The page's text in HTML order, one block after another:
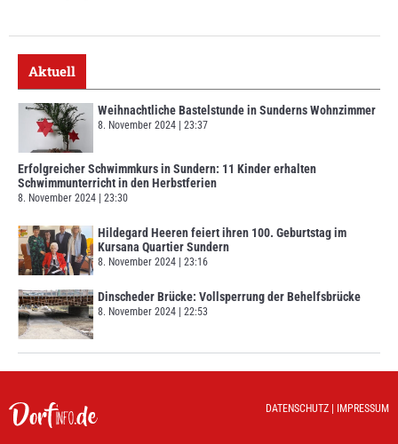
Aktuell
Weihnachtliche Bastelstunde in Sunderns Wohnzimmer
8. November 2024 23:37
Erfolgreicher Schwimmkurs in Sundern: 11 Kinder erhalten
Schwimmunterricht in den Herbstferien
8. November 2024 23:30
Hildegard Heeren feiert ihren 100. Geburtstag im
Kursana Quartier Sundern
8. November 2024 23:16
Dinscheder Brücke: Vollsperrung der Behelfsbrücke
8. November 2024 22:53
DATENSCHUTZ IMPRESSUM